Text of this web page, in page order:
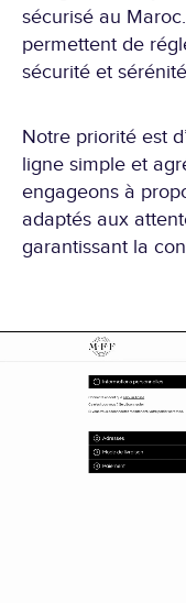
sécurisé au
permettent de
sécurité et
Notre priorité est
ligne simple et
engageons à
adaptés aux
garantissant la